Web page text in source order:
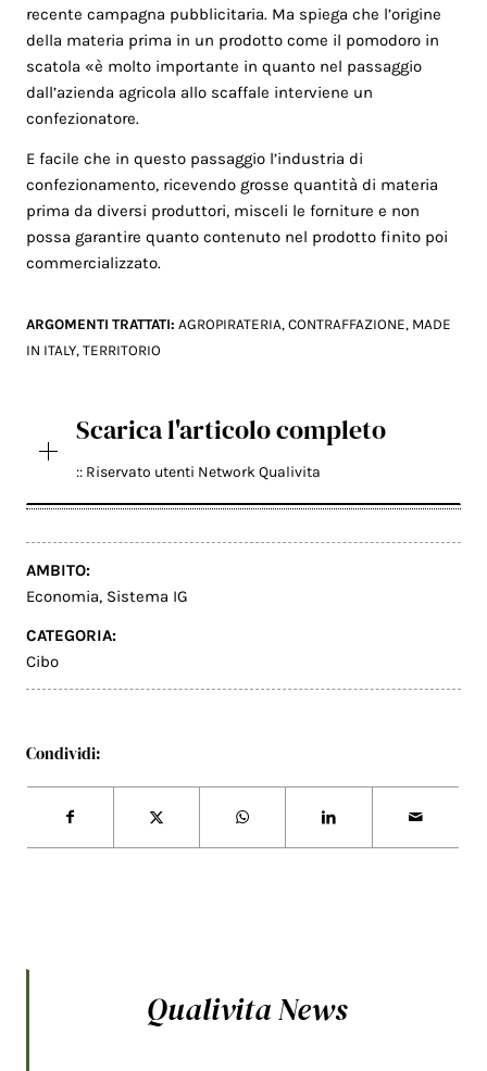
recente campagna pubblicitaria. Ma spiega che l’origine
della materia prima in un prodotto come il pomodoro in
scatola «è molto importante in quanto nel passaggio
dall’azienda agricola allo scaffale interviene un
confezionatore.
E facile che in questo passaggio l’industria di
confezionamento, ricevendo grosse quantità di materia
prima da diversi produttori, misceli le forniture e non
possa garantire quanto contenuto nel prodotto finito poi
commercializzato.
ARGOMENTI TRATTATI:AGROPIRATERIA,CONTRAFFAZIONE, MADE
IN ITALY,TERRITORIO
Scarica l'articolo completo
:: Riservato utenti Network Qualivita
AMBITO:
Economia, Sistema IG
CATEGORIA:
Cibo
Condividi:
Qualivita News